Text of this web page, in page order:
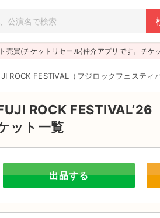
売買(チケットリセール)仲介アプリです。チケ
ROCK FESTIVAL（フジロックフェスティ
ROCK
ット一覧
出品する